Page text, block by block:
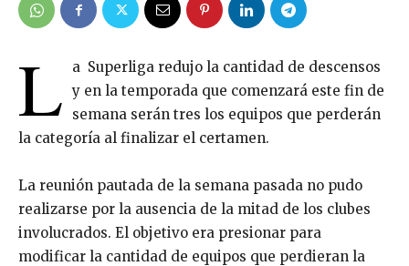
L
a Superliga redujo la cantidad de descensos
y en la temporada que comenzará este fin de
semana serán tres los equipos que perderán
la categoría al finalizar el certamen.
La reunión pautada de la semana pasada no pudo
realizarse por la ausencia de la mitad de los clubes
involucrados. El objetivo era presionar para
modificar la cantidad de equipos que perdieran la